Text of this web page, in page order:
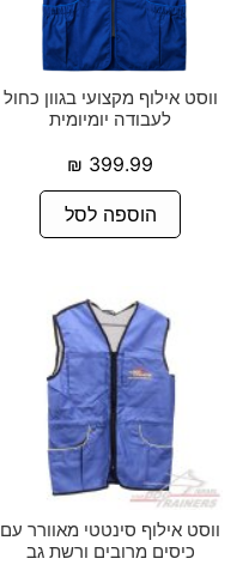
ווסט אילוף מקצועי בגוון כחול
לעבודה יומיומית
399.99
₪
הוספה לסל
ווסט אילוף סינטטי מאוורר עם
כיסים מרובים ורשת גב